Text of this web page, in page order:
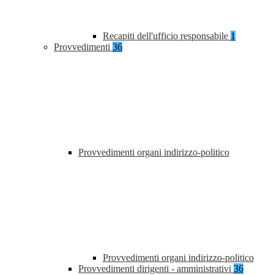
Recapiti dell'ufficio responsabile 1
Provvedimenti 36
Provvedimenti organi indirizzo-politico
Provvedimenti organi indirizzo-politico
Provvedimenti dirigenti - amministrativi 36